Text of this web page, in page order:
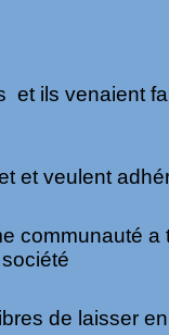
et ils venaient
et veulent
communauté a
de laisser